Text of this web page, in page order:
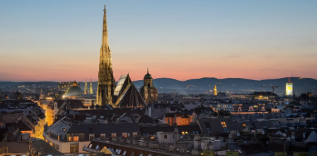
Zzp'ers internationaal onboarden en beheren
Ingewikkelde HR-taken eenvoudig uitbesteden
INFRASTRUCTUUR
Remote Embedded
HR naadloos in workflows integreren
Flexibele global HR en payroll solutions voor groeiende
bedrijven
Mid-market
Teams uitbreiden met HR solutions op maat
Betalingscalculator voor zzp'ers
Ontdek valuta-opties en betaalsnelheden voor
internationale zzp'ers
LEREN MET REMOTE
Onderzoek en gidsen
Casestudy's
Français
Deutsch
Español